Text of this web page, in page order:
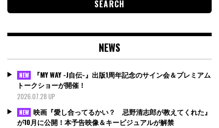
NEWS
NEW
『MY WAY -J自伝-』出版1周年記念のサイン会＆プレミアム
トークショーが開催！
2026.07.28 UP
NEW 映画『愛し合ってるかい？ 忌野清志郎が教えてくれた』
が10月に公開！本予告映像＆キービジュアルが解禁